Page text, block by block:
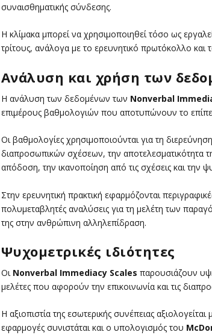
συναισθηματικής σύνδεσης.
Η κλίμακα μπορεί να χρησιμοποιηθεί τόσο ως
τρίτους, ανάλογα με το ερευνητικό πρωτόκολλο και
Ανάλυση και χρήση των
Η ανάλυση των δεδομένων των Nonverbal
επιμέρους βαθμολογιών που αποτυπώνουν το
Οι βαθμολογίες χρησιμοποιούνται για τη
διαπροσωπικών σχέσεων, την αποτελεσματικότητα
απόδοση, την ικανοποίηση από τις σχέσεις και την
Στην ερευνητική πρακτική εφαρμόζονται
πολυμεταβλητές αναλύσεις για τη μελέτη των
της στην ανθρώπινη αλληλεπίδραση.
Ψυχομετρικές ιδιότητες
Οι Nonverbal Immediacy Scales παρουσιάζουν
μελέτες που αφορούν την επικοινωνία και τις
Η αξιοπιστία της εσωτερικής συνέπειας
εφαρμογές συνιστάται και ο υπολογισμός του